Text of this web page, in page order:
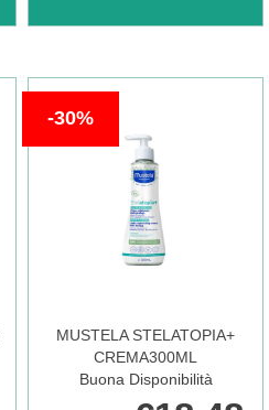
SMAGLIATURE
MUSTELA STELATOPIA+
CREMA300ML
Buona Disponibilità
30%